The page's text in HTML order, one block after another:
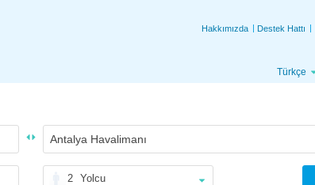
Hakkımızda Destek Hattı
Türkçe
2 Yolcu